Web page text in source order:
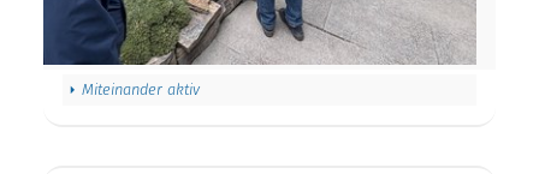
Miteinander aktiv